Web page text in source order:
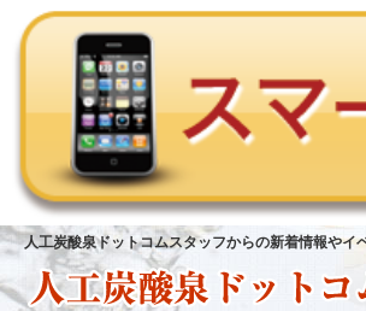
人工炭酸泉ドットコムスタッフからの新着情報やイ